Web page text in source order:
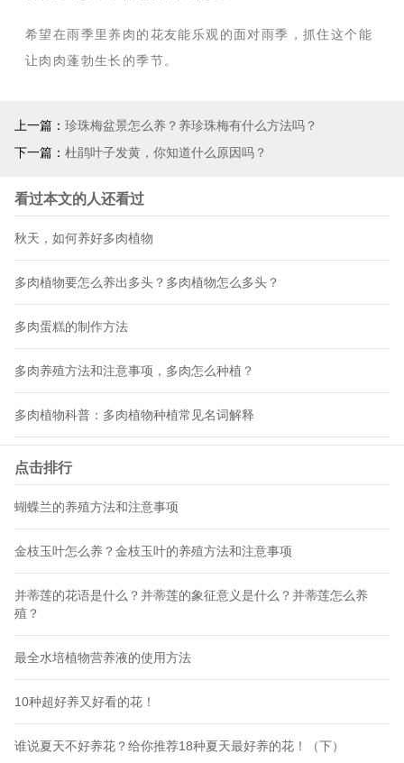
希望在雨季里养肉的花友能乐观的面对雨季，抓住这个能
让肉肉蓬勃生长的季节。
上一篇： 珍珠梅盆景怎么养？养珍珠梅有什么方法吗？
下一篇： 杜鹃叶子发黄，你知道什么原因吗？
看过本文的人还看过
秋天，如何养好多肉植物
多肉植物要怎么养出多头？多肉植物怎么多头？
多肉蛋糕的制作方法
多肉养殖方法和注意事项，多肉怎么种植？
多肉植物科普：多肉植物种植常见名词解释
点击排行
蝴蝶兰的养殖方法和注意事项
金枝玉叶怎么养？金枝玉叶的养殖方法和注意事项
并蒂莲的花语是什么？并蒂莲的象征意义是什么？并蒂莲怎么养
殖？
最全水培植物营养液的使用方法
10种超好养又好看的花！
谁说夏天不好养花？给你推荐18种夏天最好养的花！（下）